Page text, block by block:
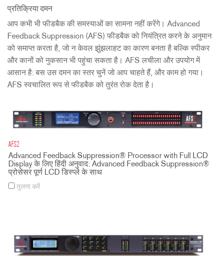
प्रतिक्रिया दमन
आप कभी भी फीडबैक की समस्याओं का सामना नहीं करेंगे। Advanced
Feedback Suppression (AFS) फीडबैक को नियंत्रित करने के अनुमान
को समाप्त करता है, जो न केवल झुंझलाहट का कारण बनता है बल्कि स्पीकर
और कानों को नुकसान भी पहुंचा सकता है। AFS लचीला और उपयोग में
आसान है: बस उस दमन का स्तर चुनें जो आप चाहते हैं, और काम हो गया।
AFS स्वचालित रूप से फीडबैक को तुरंत रोक देता है।
AFS2
Advanced Feedback Suppression® Processor with Full LCD
Display के लिए हिंदी अनुवाद: Advanced Feedback Suppression®
प्रोसेसर पूर्ण LCD डिस्प्ले के साथ
तुलना करें